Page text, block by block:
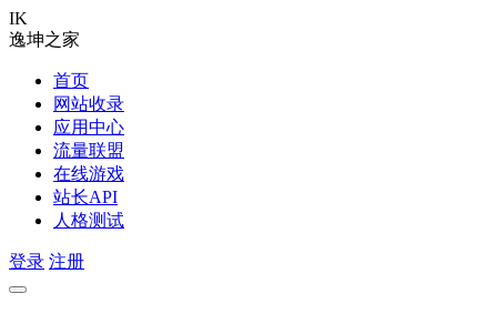
IK
逸坤之家
首页
网站收录
应用中心
流量联盟
在线游戏
站长API
人格测试
登录 注册